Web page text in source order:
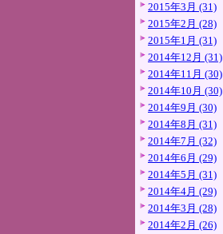
2015年3月 (31)
2015年2月 (28)
2015年1月 (31)
2014年12月 (31)
2014年11月 (30)
2014年10月 (30)
2014年9月 (30)
2014年8月 (31)
2014年7月 (32)
2014年6月 (29)
2014年5月 (31)
2014年4月 (29)
2014年3月 (28)
2014年2月 (26)